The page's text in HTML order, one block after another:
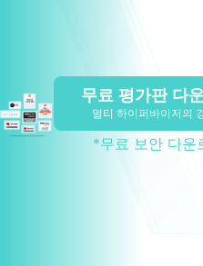
무료 평가판 다
멀티 하이퍼바이저의
*무료 보안 다운